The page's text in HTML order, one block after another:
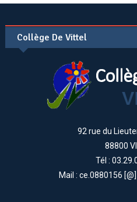
Collège De Vittel
92 rue du
88800
Tél :
Mail : ce.0880156